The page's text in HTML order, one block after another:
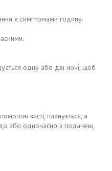
є симптомами годину.
одну або дві ночі, щоб
кисті, планується, а
або одночасно з подачею,